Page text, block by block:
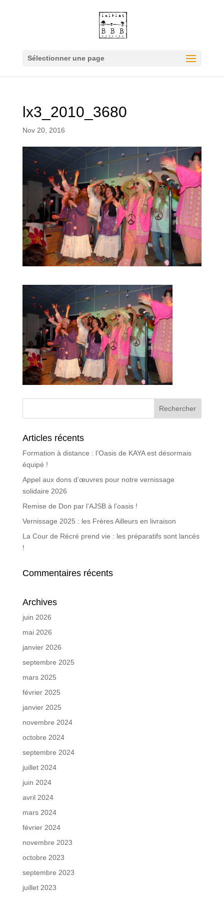
Sélectionner une page
lx3_2010_3680
Nov 20, 2016
Articles récents
Formation à distance : l’Oasis de KAYA est désormais
équipé !
Appel aux dons d’œuvres pour notre vernissage
solidaire 2026
Remise de Don par l’AJSB à l’oasis !
Vernissage 2025 : les Frères Ailleurs en livraison
La Cour de Récré prend vie : les préparatifs sont lancés
!
Commentaires récents
Archives
juin 2026
mai 2026
janvier 2026
septembre 2025
mars 2025
février 2025
janvier 2025
novembre 2024
octobre 2024
septembre 2024
juillet 2024
juin 2024
avril 2024
mars 2024
février 2024
novembre 2023
octobre 2023
septembre 2023
juillet 2023